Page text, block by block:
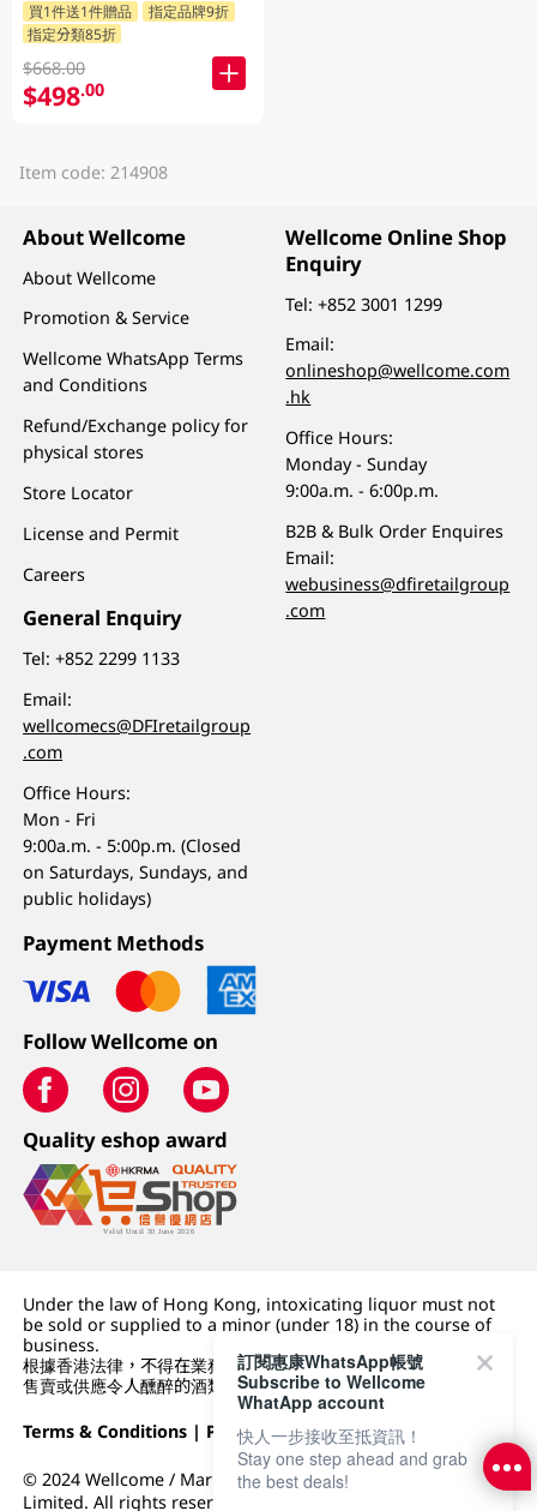
買1件送1件贈品
指定品牌9折
指定分類85折
$668.00
$498.00
Item code: 214908
About Wellcome
About Wellcome
Promotion & Service
Wellcome WhatsApp Terms
and Conditions
Refund/Exchange policy for
physical stores
Store Locator
License and Permit
Careers
General Enquiry
Tel:+852 2299 1133
Email:
wellcomecs@DFIretailgroup
.com
Office Hours:
Mon - Fri
9:00a.m. - 5:00p.m. (Closed
on Saturdays, Sundays, and
public holidays)
Wellcome Online Shop
Enquiry
Tel:+852 3001 1299
Email:
onlineshop@wellcome.com
.hk
Office Hours:
Monday - Sunday
9:00a.m. - 6:00p.m.
B2B & Bulk Order Enquires
Email:
webusiness@dfiretailgroup
.com
Payment Methods
Follow Wellcome on
Quality eshop award
Under the law of Hong Kong, intoxicating liquor must not
be sold or supplied to a minor (under 18) in the course of
business.
根據香港法律，不得在業務過程中，向未成年人 (18 歲以下人士)
售賣或供應令人醺醉的酒類。
Terms & Conditions | Privacy Policy|DFI Retail Group
© 2024 Wellcome / Market Place. The Dairy Farm Company
Limited. All rights reserved.
訂閱惠康WhatsApp帳號
Subscribe to Wellcome
WhatApp account
快人一步接收至抵資訊！
Stay one step ahead and grab
the best deals!